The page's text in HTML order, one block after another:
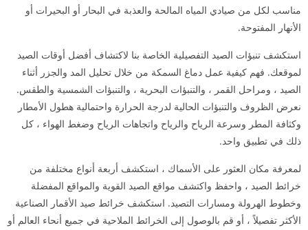
مناسب لكل من صيادي المياه المالحة والعذبة في البحار أو البحيرات أو
الأنهار المفتوحة.
استكشف تنبؤات الصيد التفصيلية الخاصة بنا لاكتشاف أفضل أوقات الصيد
لموقعك. فهم كيفية عمل دماغ السمكة من خلال تحليل المد والجزر أثناء
الصيد ، ومراحل القمر ، والتنبؤات البحرية ، والتنبؤات الشمسية والطقس.
نعرض الظروف والتنبؤات الحالية لدرجة الحرارة واحتمالية هطول الأمطار
وكثافة المطر وسرعة الرياح والرياح واتجاهات الرياح وضغط الهواء ، كل
ذلك في تطبيق واحد.
لمعرفة مكان العثور على الأسماك ، استكشف أربعة أنواع مختلفة من
خرائط الصيد ، واحفظ واكتشف مواقع الصيد القوية والمواقع المفضلة
وخطوط الهرولة ومسارات التصيد. استكشف خرائط صيد الأقمار الصناعية
الأكثر تفصيلاً ، أو قم بالوصول إلى الخرائط الملاحية في جميع أنحاء العالم أو